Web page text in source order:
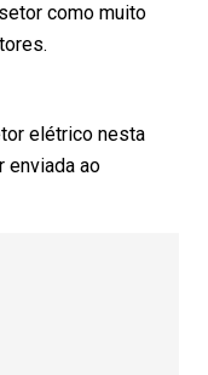
como muito
elétrico nesta
enviada ao